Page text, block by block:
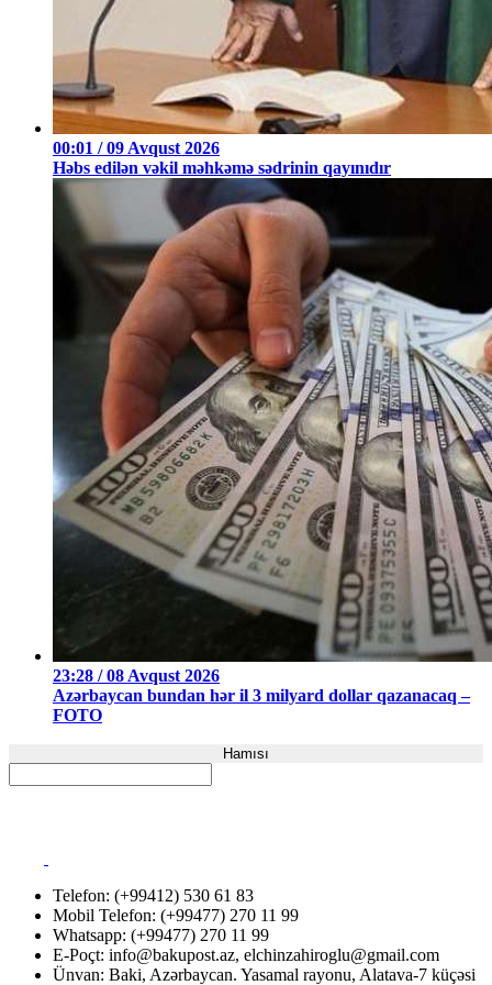
00:01 / 09 Avqust 2026
Həbs edilən vəkil məhkəmə sədrinin qayınıdır
23:28 / 08 Avqust 2026
Azərbaycan bundan hər il 3 milyard dollar qazanacaq –
FOTO
Hamısı
Telefon: (+99412) 530 61 83
Mobil Telefon: (+99477) 270 11 99
Whatsapp: (+99477) 270 11 99
E-Poçt: info@bakupost.az, elchinzahiroglu@gmail.com
Ünvan: Baki, Azərbaycan. Yasamal rayonu, Alatava-7 küçəsi